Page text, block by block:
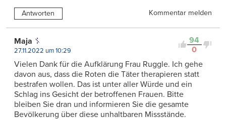
Antworten Kommentar melden
94
0
Maja
27.11.2022 um 10:29
Vielen Dank für die Aufklärung Frau Ruggle. Ich gehe
davon aus, dass die Roten die Täter therapieren statt
bestrafen wollen. Das ist unter aller Würde und ein
Schlag ins Gesicht der betroffenen Frauen. Bitte
bleiben Sie dran und informieren Sie die gesamte
Bevölkerung über diese unhaltbaren Missstände.